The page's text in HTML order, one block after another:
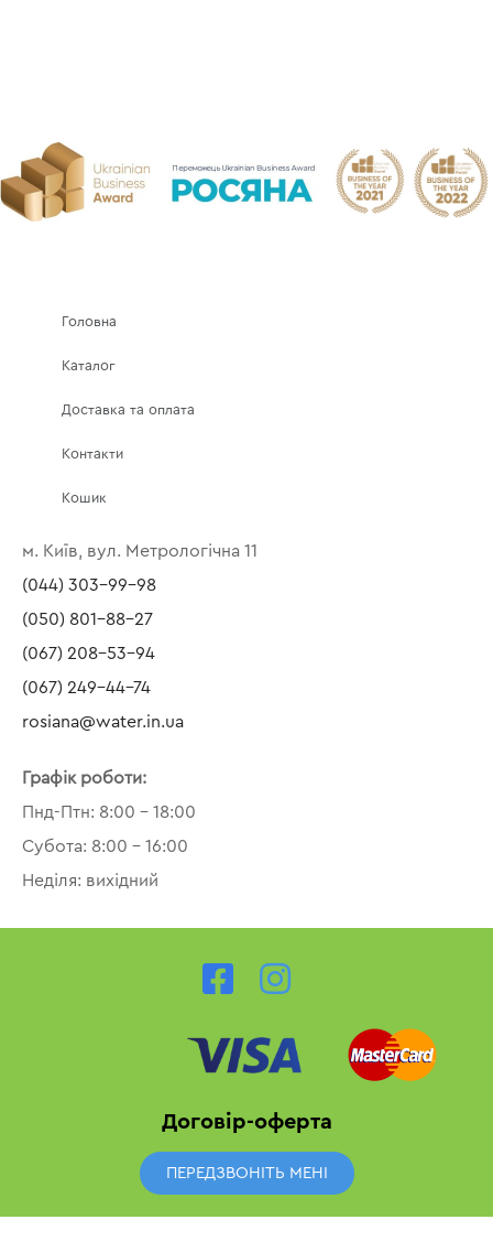
Головна
Каталог
Доставка та оплата
Контакти
Кошик
м. Київ, вул. Метрологічна 11
(044) 303-99-98
(050) 801-88-27
(067) 208-53-94
(067) 249-44-74
rosiana@water.in.ua
Графік роботи:
Пнд-Птн: 8:00 – 18:00
Субота: 8:00 – 16:00
Неділя: вихідний
Договір-оферта
ПЕРЕДЗВОНІТЬ МЕНІ